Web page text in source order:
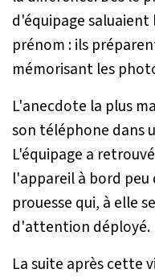
d'équipage saluaient
prénom : ils
mémorisant les
L'anecdote la plus
son téléphone dans
L'équipage a
l'appareil à bord peu
prouesse qui, à elle
d'attention déployé.
La suite après cette